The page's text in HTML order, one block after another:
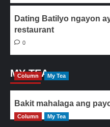
Dating Batilyo ngayon
restaurant
0
MY TEA
Column My Tea
Bakit mahalaga ang
Column My Tea